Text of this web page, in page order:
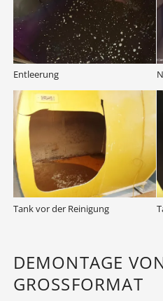
Entleerung
Tank vor der Reinigung
DEMONTAGE
GROSSFORMAT